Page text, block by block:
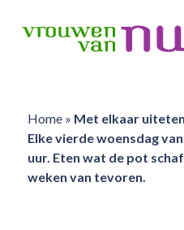
Home» Met elkaar
Elke vierde woensdag
uur. Eten wat de pot
weken van tevoren.